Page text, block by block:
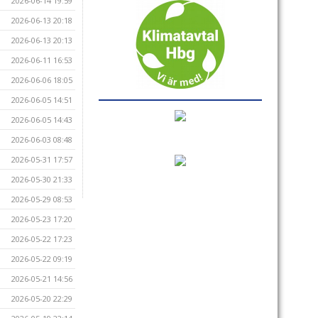
2026-06-13 20:18
2026-06-13 20:13
2026-06-11 16:53
2026-06-06 18:05
2026-06-05 14:51
2026-06-05 14:43
2026-06-03 08:48
2026-05-31 17:57
2026-05-30 21:33
2026-05-29 08:53
2026-05-23 17:20
2026-05-22 17:23
2026-05-22 09:19
2026-05-21 14:56
2026-05-20 22:29